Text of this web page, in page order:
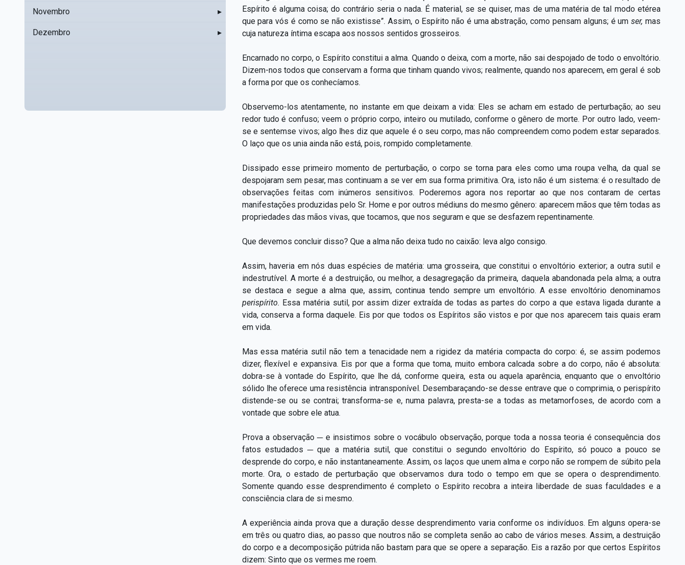
Novembro ▸
Dezembro ▸
Espírito é alguma coisa; do contrário seria o nada. É material, se se quiser, mas de uma matéria de tal modo etérea
que para vós é como se não existisse”. Assim, o Espírito não é uma abstração, como pensam alguns; é umser, mas
cuja natureza íntima escapa aos nossos sentidos grosseiros.
Encarnado no corpo, o Espírito constitui a alma. Quando o deixa, com a morte, não sai despojado de todo o envoltório.
Dizem-nos todos que conservam a forma que tinham quando vivos; realmente, quando nos aparecem, em geral é sob
a forma por que os conhecíamos.
Observemo-los atentamente, no instante em que deixam a vida: Eles se acham em estado de perturbação; ao seu
redor tudo é confuso; veem o próprio corpo, inteiro ou mutilado, conforme o gênero de morte. Por outro lado, veem-
se e sentemse vivos; algo lhes diz que aquele é o seu corpo, mas não compreendem como podem estar separados.
O laço que os unia ainda não está, pois, rompido completamente.
Dissipado esse primeiro momento de perturbação, o corpo se torna para eles como uma roupa velha, da qual se
despojaram sem pesar, mas continuam a se ver em sua forma primitiva. Ora, isto não é um sistema: é o resultado de
observações feitas com inúmeros sensitivos. Poderemos agora nos reportar ao que nos contaram de certas
manifestações produzidas pelo Sr. Home e por outros médiuns do mesmo gênero: aparecem mãos que têm todas as
propriedades das mãos vivas, que tocamos, que nos seguram e que se desfazem repentinamente.
Que devemos concluir disso? Que a alma não deixa tudo no caixão: leva algo consigo.
Assim, haveria em nós duas espécies de matéria: uma grosseira, que constitui o envoltório exterior; a outra sutil e
indestrutível. A morte é a destruição, ou melhor, a desagregação da primeira, daquela abandonada pela alma; a outra
se destaca e segue a alma que, assim, continua tendo sempre um envoltório. A esse envoltório denominamos
perispírito. Essa matéria sutil, por assim dizer extraída de todas as partes do corpo a que estava ligada durante a
vida, conserva a forma daquele. Eis por que todos os Espíritos são vistos e por que nos aparecem tais quais eram
em vida.
Mas essa matéria sutil não tem a tenacidade nem a rigidez da matéria compacta do corpo: é, se assim podemos
dizer, flexível e expansiva. Eis por que a forma que toma, muito embora calcada sobre a do corpo, não é absoluta:
dobra-se à vontade do Espírito, que lhe dá, conforme queira, esta ou aquela aparência, enquanto que o envoltório
sólido lhe oferece uma resistência intransponível. Desembaraçando-se desse entrave que o comprimia, o perispírito
distende-se ou se contrai; transforma-se e, numa palavra, presta-se a todas as metamorfoses, de acordo com a
vontade que sobre ele atua.
Prova a observação ─ e insistimos sobre o vocábulo observação, porque toda a nossa teoria é consequência dos
fatos estudados ─ que a matéria sutil, que constitui o segundo envoltório do Espírito, só pouco a pouco se
desprende do corpo, e não instantaneamente. Assim, os laços que unem alma e corpo não se rompem de súbito pela
morte. Ora, o estado de perturbação que observamos dura todo o tempo em que se opera o desprendimento.
Somente quando esse desprendimento é completo o Espírito recobra a inteira liberdade de suas faculdades e a
consciência clara de si mesmo.
A experiência ainda prova que a duração desse desprendimento varia conforme os indivíduos. Em alguns opera-se
em três ou quatro dias, ao passo que noutros não se completa senão ao cabo de vários meses. Assim, a destruição
do corpo e a decomposição pútrida não bastam para que se opere a separação. Eis a razão por que certos Espíritos
dizem: Sinto que os vermes me roem.